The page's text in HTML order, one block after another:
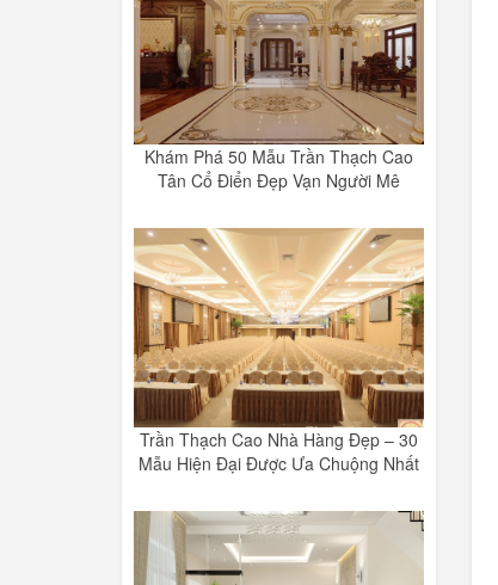
Khám Phá 50 Mẫu Trần Thạch Cao
Tân Cổ Điển Đẹp Vạn Người Mê
Trần Thạch Cao Nhà Hàng Đẹp – 30
Mẫu Hiện Đại Được Ưa Chuộng Nhất